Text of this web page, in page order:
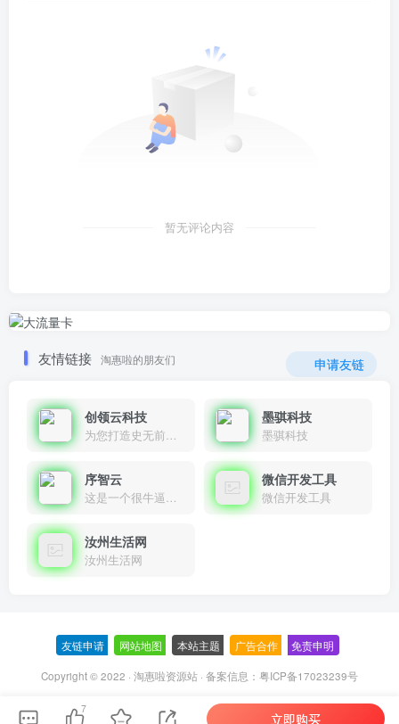
暂无评论内容
友情链接 淘惠啦的朋友们 申请友链
创领云科技
为您打造史无前例的应用产品带您认识新时代产品的创新
墨骐科技
墨骐科技
序智云
这是一个很牛逼的开发者，要开发找他准行！
微信开发工具
微信开发工具
汝州生活网
汝州生活网
友链申请 网站地图 本站主题 广告合作 免责申明
Copyright © 2022 · 淘惠啦资源站 · 备案信息： 粤ICP备17023239号
7
立即购买